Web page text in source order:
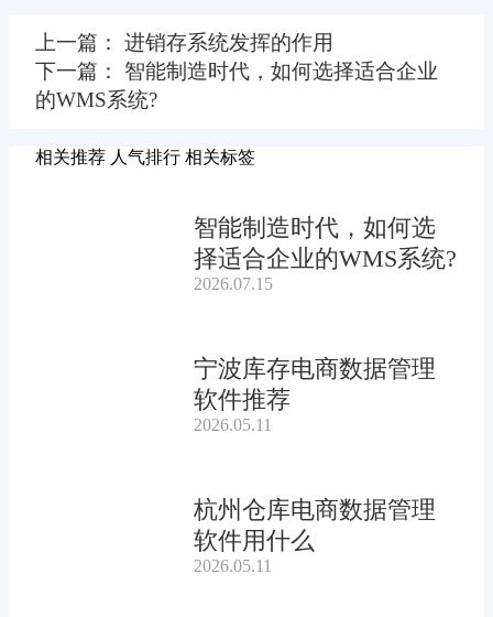
上一篇： 进销存系统发挥的作用
下一篇： 智能制造时代，如何选择适合企业
的WMS系统?
相关推荐 人气排行 相关标签
智能制造时代，如何选
择适合企业的WMS系统?
2026.07.15
宁波库存电商数据管理
软件推荐
2026.05.11
杭州仓库电商数据管理
软件用什么
2026.05.11